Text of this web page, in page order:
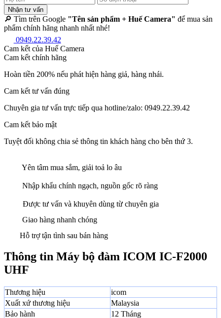
Nhận tư vấn
🔎 Tìm trên Google "Tên sản phẩm + Huế Camera" để mua sản
phẩm chính hãng nhanh nhất nhé!
0949.22.39.42
Cam kết của Huế Camera
Cam kết chính hãng
Hoàn tiền 200% nếu phát hiện hàng giả, hàng nhái.
Cam kết tư vấn đúng
Chuyên gia tư vấn trực tiếp qua hotline/zalo: 0949.22.39.42
Cam kết bảo mật
Tuyệt đối không chia sẻ thông tin khách hàng cho bên thứ 3.
Yên tâm mua sắm, giải toả lo âu
Nhập khẩu chính ngạch, nguồn gốc rõ ràng
Được tư vấn và khuyên dùng từ chuyên gia
Giao hàng nhanh chóng
Hỗ trợ tận tình sau bán hàng
Thông tin Máy bộ đàm ICOM IC-F2000
UHF
Thương hiệu
icom
Xuất xứ thương hiệu
Malaysia
Bảo hành
12 Tháng